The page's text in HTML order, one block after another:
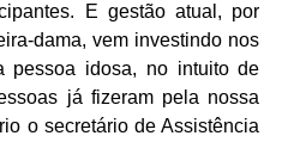
E gestão atual, por
dama, vem investindo nos
pessoa idosa, no intuito de
já fizeram pela nossa
o secretário de Assistência